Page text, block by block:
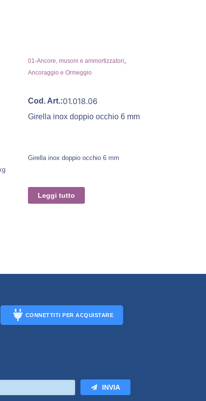
01-Ancore, musoni e ammortizzatori,
Ancoraggio e Ormeggio
Cod. Art.:01.018.06
Girella inox doppio occhio 6 mm
Girella inox doppio occhio 6 mm
Leggi tutto
CONNETTITI PER ACQUISTARE
INVIA